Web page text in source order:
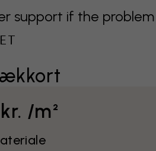
support if the problem
/m²